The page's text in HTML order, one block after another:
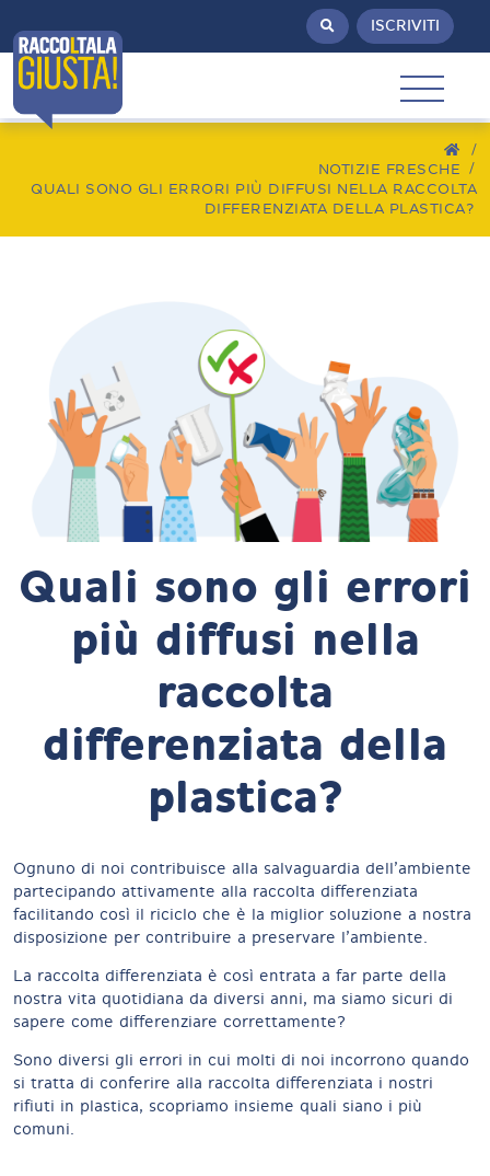
ISCRIVITI
/
NOTIZIE FRESCHE
QUALI SONO GLI ERRORI PIÙ DIFFUSI NELLA RACCOLTA
DIFFERENZIATA DELLA PLASTICA?
Quali sono gli errori
più diffusi nella
raccolta
differenziata della
plastica?
Ognuno di noi contribuisce alla salvaguardia dell’ambiente
partecipando attivamente alla raccolta differenziata
facilitando così il riciclo che è la miglior soluzione a nostra
disposizione per contribuire a preservare l’ambiente.
La raccolta differenziata è così entrata a far parte della
nostra vita quotidiana da diversi anni, ma siamo sicuri di
sapere come differenziare correttamente?
Sono diversi gli errori in cui molti di noi incorrono quando
si tratta di conferire alla raccolta differenziata i nostri
rifiuti in plastica, scopriamo insieme quali siano i più
comuni.